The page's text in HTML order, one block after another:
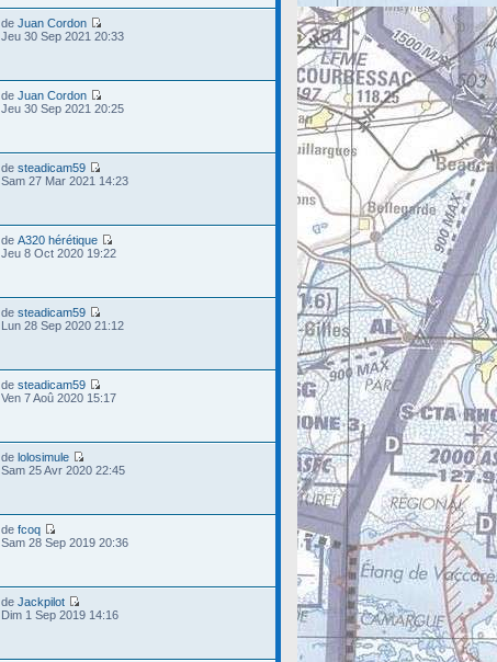
de Juan Cordon
Jeu 30 Sep 2021 20:33
de Juan Cordon
Jeu 30 Sep 2021 20:25
de steadicam59
Sam 27 Mar 2021 14:23
de A320 hérétique
Jeu 8 Oct 2020 19:22
de steadicam59
Lun 28 Sep 2020 21:12
de steadicam59
Ven 7 Aoû 2020 15:17
de lolosimule
Sam 25 Avr 2020 22:45
de fcoq
Sam 28 Sep 2019 20:36
de Jackpilot
Dim 1 Sep 2019 14:16